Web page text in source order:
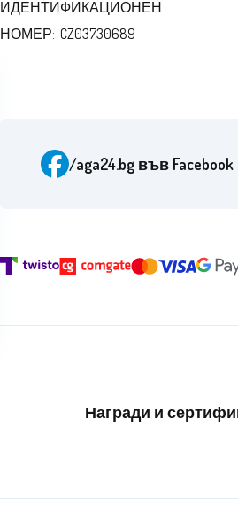
ИДЕНТИФИКАЦИОНЕН
НОМЕР: CZ03730689
/aga24.bg във Facebook
Награди и